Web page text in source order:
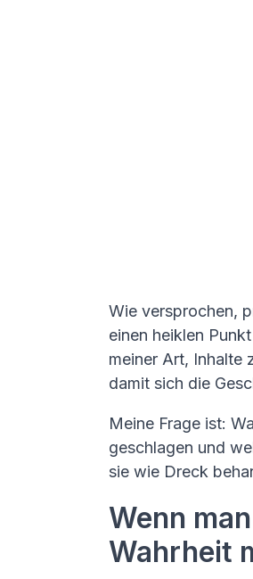
Wie versprochen,
einen heiklen
meiner Art, Inhalte
damit sich die
Meine Frage ist:
geschlagen und
sie wie Dreck
Wenn
Wahrheit